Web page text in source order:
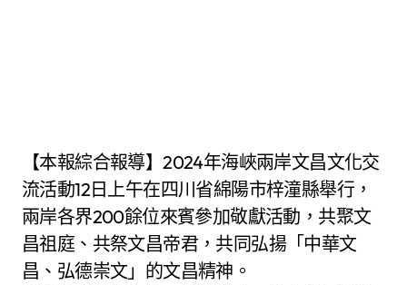
【本報綜合報導】2024年海峽兩岸文昌文化交
流活動12日上午在四川省綿陽市梓潼縣舉行，
兩岸各界200餘位來賓參加敬獻活動，共聚文
昌祖庭、共祭文昌帝君，共同弘揚「中華文
昌、弘德崇文」的文昌精神。